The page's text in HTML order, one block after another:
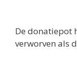
De donatiepot
verworven als